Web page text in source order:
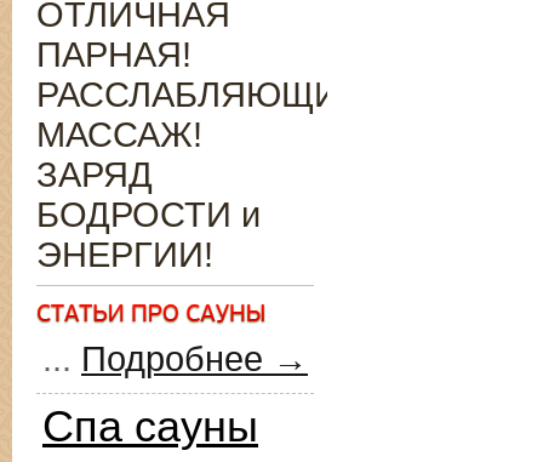
ОТЛИЧНАЯ
ПАРНАЯ!
РАССЛАБЛЯЮЩИЙ
МАССАЖ!
ЗАРЯД
БОДРОСТИ и
ЭНЕРГИИ!
... Подробнее →
Спа сауны